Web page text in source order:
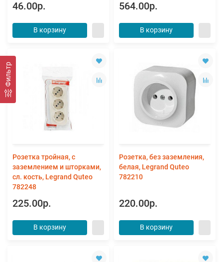
Фильтр
46.00р.
В корзину
564.00р.
В корзину
Розетка тройная, с
заземлением и шторками,
сл. кость, Legrand Quteo
782248
225.00р.
В корзину
Розетка, без заземления,
белая, Legrand Quteo
782210
220.00р.
В корзину